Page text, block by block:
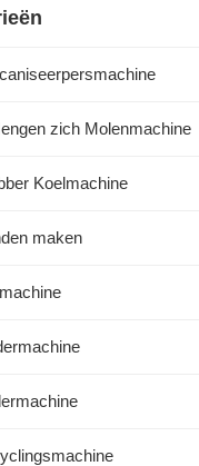
zich Molenmachine
Koelmachine
maken